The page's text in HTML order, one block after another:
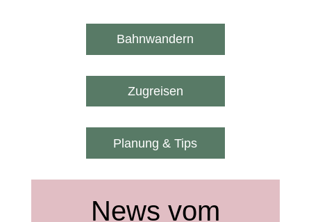
Bahnwandern
Zugreisen
Planung & Tips
News vom